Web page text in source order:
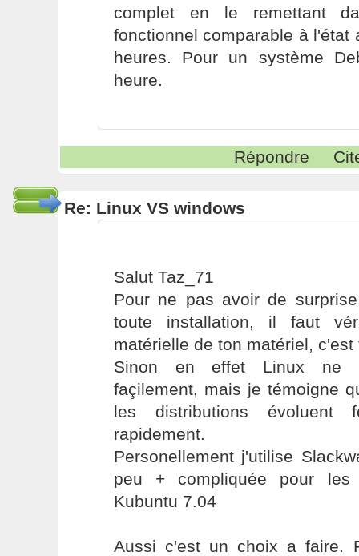
complet en le remettant
fonctionnel comparable à l'état
heures. Pour un système
heure.
Répondre
Re: Linux VS windows
Salut Taz_71
Pour ne pas avoir de
toute installation, il faut
matérielle de ton matériel,
Sinon en effet Linux ne
façilement, mais je témoigne
les distributions évoluent
rapidement.
Personellement j'utilise
peu + compliquée pour les
Kubuntu 7.04
Aussi c'est un choix a faire.